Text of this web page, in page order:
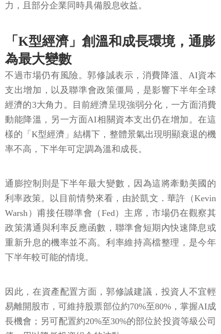
力，且部分企業同時具備股息收益。
「K型經濟」創溫和成長環境，通膨
為最大變數
不過市場仍有風險。郭修誠表示，消費降溫、AI資本
支出增加，以及聯準會政策僵局，是影響下半年全球
經濟的3大角力。目前經濟呈現強弱分化，一方面消費
動能降溫，另一方面AI相關資本支出仍在增加。在這
樣的「K型經濟」結構下，整體景氣出現明顯衰退的機
率不高，下半年可定調為溫和成長。
通膨控制則是下半年最大變數，因為這將牽動美國的
利率政策。以目前情勢來看，由於凱文．華許（Kevin
Warsh）甫接任聯準會（Fed）主席，市場仍在觀察其
政策溝通與利率反應函數，聯準會短期內快速降息或
重新升息的機率並不高。利率維持高檔整理，是今年
下半年較可能的情境。
因此，在資產配置方面，郭修誠建議，投資人不宜輕
易離開股市，可維持股票部位約70%至80%，掌握AI成
長機會；另可配置約20%至30%的部位於投資等級公司